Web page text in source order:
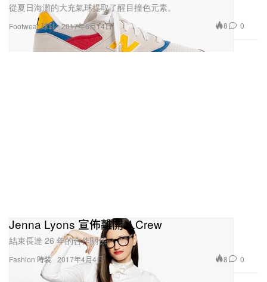
Footwear 球鞋
從夏日海灘的大充氣球提取了醒目撞色元素。
2017年6月14日 8 0
Fashion 時裝
Jenna Lyons 宣佈離開 J.Crew
結束長達 26 年的合作關係。
2017年4月4日 8 0